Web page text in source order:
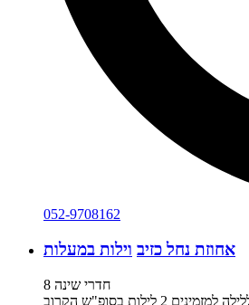
052-9708162
אחוזת נחל כזיב וילות במעלות
8 חדרי שינה